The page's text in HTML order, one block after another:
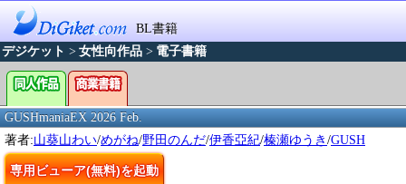
BL書籍
デジケット > 女性向作品 > 電子書籍
GUSHmaniaEX 2026 Feb.
著者:山葵山わい/めがね/野田のんだ/伊香亞紀/榛瀬ゆうき /GUSH
専用ビューア(無料)を起動